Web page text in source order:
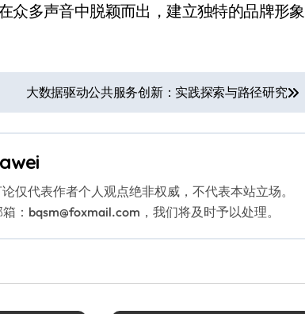
众多声音中脱颖而出，建立独特的品牌形象
大数据驱动公共服务创新：实践探索与路径研究
仅代表作者个人观点绝非权威，不代表本站立场。
：bqsm@foxmail.com，我们将及时予以处理。